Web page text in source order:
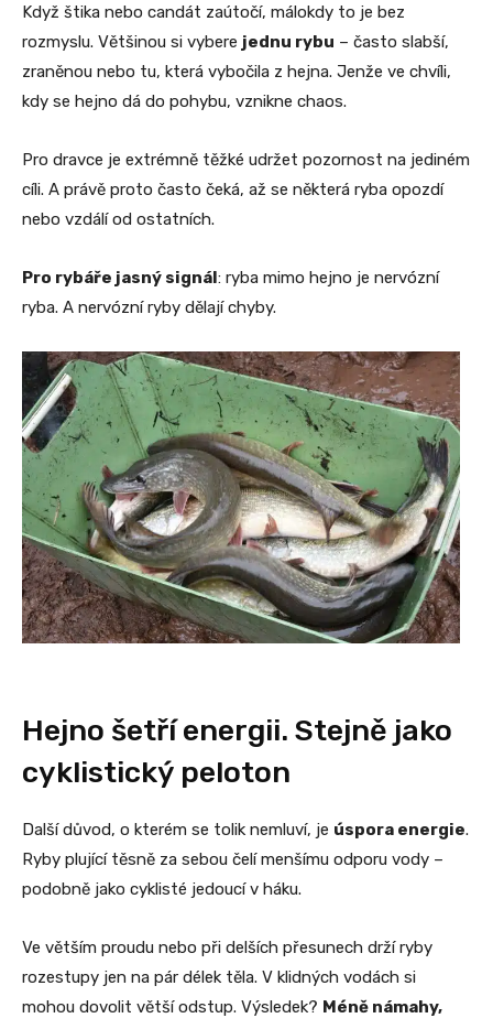
Když štika nebo candát zaútočí, málokdy to je bez
rozmyslu. Většinou si vybere jednu rybu – často slabší,
zraněnou nebo tu, která vybočila z hejna. Jenže ve chvíli,
kdy se hejno dá do pohybu, vznikne chaos.
Pro dravce je extrémně těžké udržet pozornost na jediném
cíli. A právě proto často čeká, až se některá ryba opozdí
nebo vzdálí od ostatních.
Pro rybáře jasný signál: ryba mimo hejno je nervózní
ryba. A nervózní ryby dělají chyby.
Hejno šetří energii. Stejně jako
cyklistický peloton
Další důvod, o kterém se tolik nemluví, je úspora energie.
Ryby plující těsně za sebou čelí menšímu odporu vody –
podobně jako cyklisté jedoucí v háku.
Ve větším proudu nebo při delších přesunech drží ryby
rozestupy jen na pár délek těla. V klidných vodách si
mohou dovolit větší odstup. Výsledek? Méně námahy,